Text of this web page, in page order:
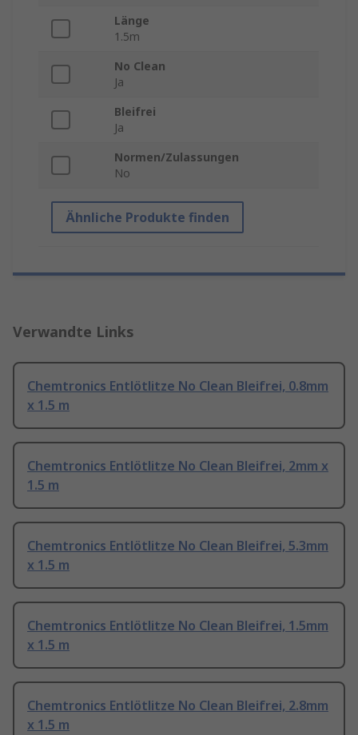
Länge
1.5m
No Clean
Ja
Bleifrei
Ja
Normen/Zulassungen
No
Ähnliche Produkte finden
Verwandte Links
Chemtronics Entlötlitze No Clean Bleifrei, 0.8mm
x 1.5 m
Chemtronics Entlötlitze No Clean Bleifrei, 2mm x
1.5 m
Chemtronics Entlötlitze No Clean Bleifrei, 5.3mm
x 1.5 m
Chemtronics Entlötlitze No Clean Bleifrei, 1.5mm
x 1.5 m
Chemtronics Entlötlitze No Clean Bleifrei, 2.8mm
x 1.5 m